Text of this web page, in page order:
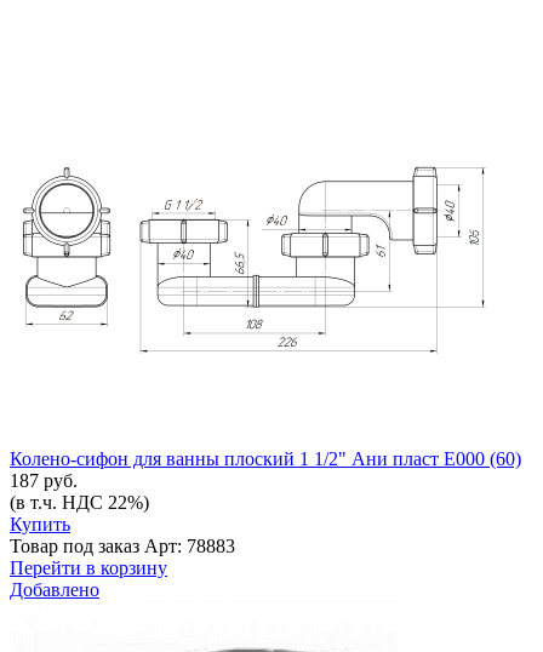
Колено-сифон для ванны плоский 1 1/2" Ани пласт Е000 (60)
187 руб.
(в т.ч. НДС 22%)
Купить
Товар под заказ Арт: 78883
Перейти в корзину
Добавлено